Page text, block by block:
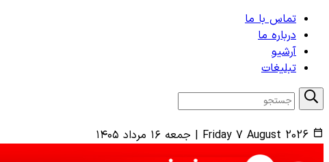
تماس با ما
درباره ما
آرشیو
تبلیغات
Friday 7 August 2026
| جمعه ۱۶ مرداد ۱۴۰۵